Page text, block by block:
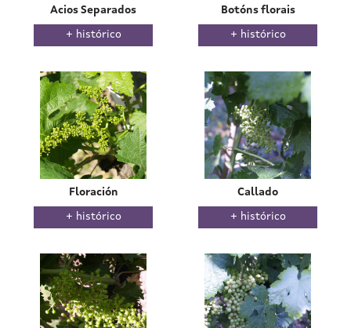
Acios Separados
histórico
Botóns florais
histórico
Floración
histórico
Callado
histórico